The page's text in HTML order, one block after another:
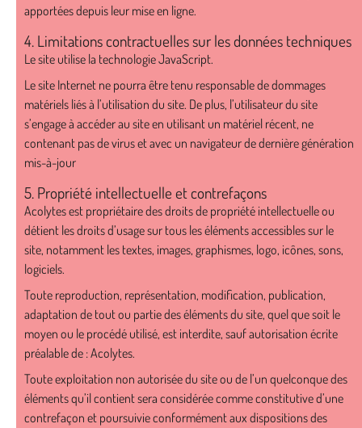
apportées depuis leur mise en ligne.
4. Limitations contractuelles sur les données techniques
Le site utilise la technologie JavaScript.
Le site Internet ne pourra être tenu responsable de dommages
matériels liés à l’utilisation du site. De plus, l’utilisateur du site
s’engage à accéder au site en utilisant un matériel récent, ne
contenant pas de virus et avec un navigateur de dernière génération
mis-à-jour
5. Propriété intellectuelle et contrefaçons
Acolytes est propriétaire des droits de propriété intellectuelle ou
détient les droits d’usage sur tous les éléments accessibles sur le
site, notamment les textes, images, graphismes, logo, icônes, sons,
logiciels.
Toute reproduction, représentation, modification, publication,
adaptation de tout ou partie des éléments du site, quel que soit le
moyen ou le procédé utilisé, est interdite, sauf autorisation écrite
préalable de : Acolytes.
Toute exploitation non autorisée du site ou de l’un quelconque des
éléments qu’il contient sera considérée comme constitutive d’une
contrefaçon et poursuivie conformément aux dispositions des